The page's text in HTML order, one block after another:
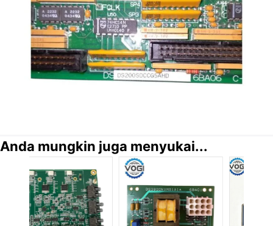
Anda mungkin juga menyukai...